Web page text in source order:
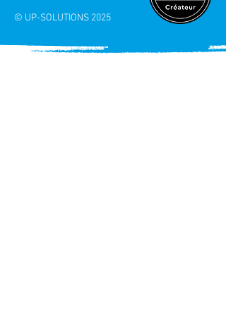
j'adhère au label
© UP-SOLUTIONS 2025